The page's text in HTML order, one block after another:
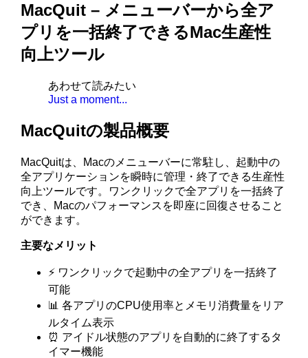
MacQuit – メニューバーから全ア
プリを一括終了できるMac生産性
向上ツール
あわせて読みたい
Just a moment...
MacQuitの製品概要
MacQuitは、Macのメニューバーに常駐し、起動中の
全アプリケーションを瞬時に管理・終了できる生産性
向上ツールです。ワンクリックで全アプリを一括終了
でき、Macのパフォーマンスを即座に回復させること
ができます。
主要なメリット
⚡ ワンクリックで起動中の全アプリを一括終了
可能
📊 各アプリのCPU使用率とメモリ消費量をリア
ルタイム表示
⏰ アイドル状態のアプリを自動的に終了するタ
イマー機能